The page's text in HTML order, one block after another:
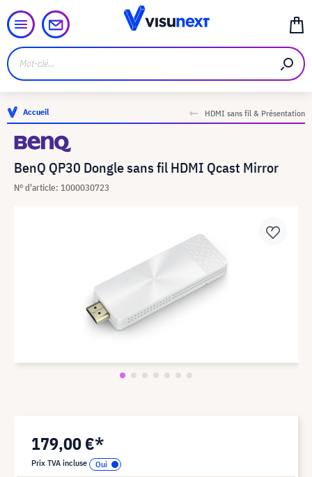
Accueil HDMI sans fil & Présentation
BenQ QP30 Dongle sans fil HDMI Qcast Mirror
N° d'article: 1000030723
179,00 €*
Prix TVA incluse